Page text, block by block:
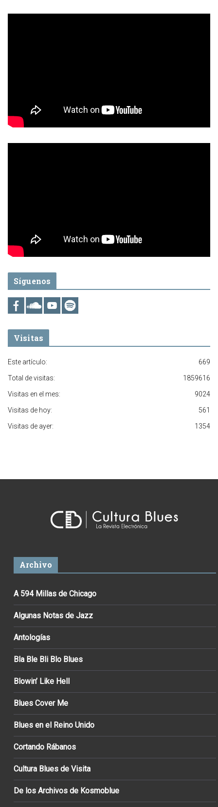
Síguenos
Visitas
669
Este artículo:
1859616
Total de visitas:
9024
Visitas en el mes:
561
Visitas de hoy:
1354
Visitas de ayer:
Archivo
A 594 Millas de Chicago
Algunas Notas de Jazz
Antologías
Bla Ble Bli Blo Blues
Blowin’ Like Hell
Blues Cover Me
Blues en el Reino Unido
Cortando Rábanos
Cultura Blues de Visita
De los Archivos de Kosmoblue